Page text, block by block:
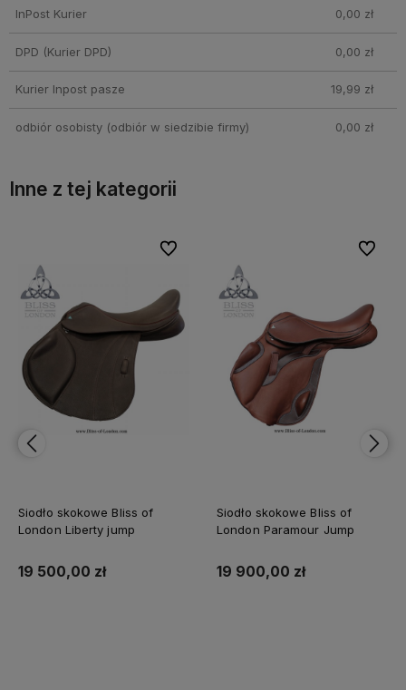
InPost Kurier 0,00 zł
DPD (Kurier DPD) 0,00 zł
Kurier Inpost pasze 19,99 zł
odbiór osobisty(odbiór w siedzibie firmy) 0,00 zł
Inne z tej kategorii
Bliss of
jump
Siodło skokowe Bliss of
London Paramour Jump
19 900,00 zł
Siodło
London